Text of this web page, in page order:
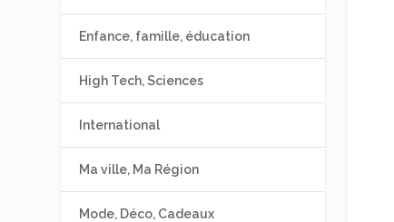
Enfance, famille, éducation
High Tech, Sciences
International
Ma ville, Ma Région
Mode, Déco, Cadeaux